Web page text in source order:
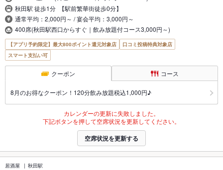
秋田駅 徒歩1分 【駅前繁華街徒歩0分】
通常平均：2,000円～ / 宴会平均：3,000円～
400席(秋田駅西口からすぐ｜飲み放題付コース3,000円～)
【アプリ予約限定】最大800ポイント還元対象店
口コミ投稿特典対象店
スマート支払い可
クーポン コース
8月のお得なクーポン！120分飲み放題税込1,000円♪
カレンダーの更新に失敗しました。
下記ボタンを押して空席状況を更新してください。
空席状況を更新する
居酒屋 秋田駅